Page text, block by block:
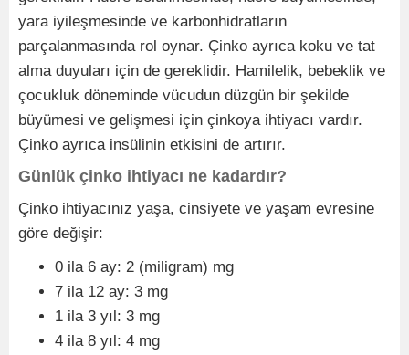
yara iyileşmesinde ve karbonhidratların
parçalanmasında rol oynar. Çinko ayrıca koku ve tat
alma duyuları için de gereklidir. Hamilelik, bebeklik ve
çocukluk döneminde vücudun düzgün bir şekilde
büyümesi ve gelişmesi için çinkoya ihtiyacı vardır.
Çinko ayrıca insülinin etkisini de artırır.
Günlük çinko ihtiyacı ne kadardır?
Çinko ihtiyacınız yaşa, cinsiyete ve yaşam evresine
göre değişir:
0 ila 6 ay: 2 (miligram) mg
7 ila 12 ay: 3 mg
1 ila 3 yıl: 3 mg
4 ila 8 yıl: 4 mg